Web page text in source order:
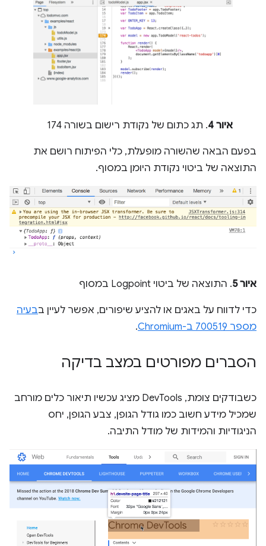
איור 4 . תג כתום של נקודת רישום בשורה 174
בפעם הבאה שהשורה מופעלת, כלי הפיתוח רושם את
התוצאה של ביטוי נקודת היומן במסוף.
איור 5 . התוצאה של ביטוי Logpoint במסוף
כדי לדווח על באגים או להציע שיפורים, אפשר לעיין בבעיה
מספר 700519 ב-Chromium
.
הסברים מפורטים במצב בדיקה
כשבודקים צומת, DevTools מציג עכשיו תיאור כלים מורחב
שמכיל מידע חשוב כמו גודל הגופן, צבע הגופן, יחס
הניגודיות והמידות של מודל התיבה.